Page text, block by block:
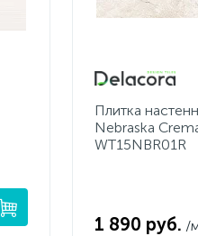
Плитка
Nebraska
WT15NBR01R
1 890 руб. /